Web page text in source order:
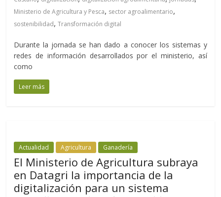
Ministerio de Agricultura y Pesca, sector agroalimentario,
sostenibilidad,Transformación digital
Durante la jornada se han dado a conocer los sistemas y
redes de información desarrollados por el ministerio, así
como
Leer más
Actualidad Agricultura Ganadería
El Ministerio de Agricultura subraya
en Datagri la importancia de la
digitalización para un sistema